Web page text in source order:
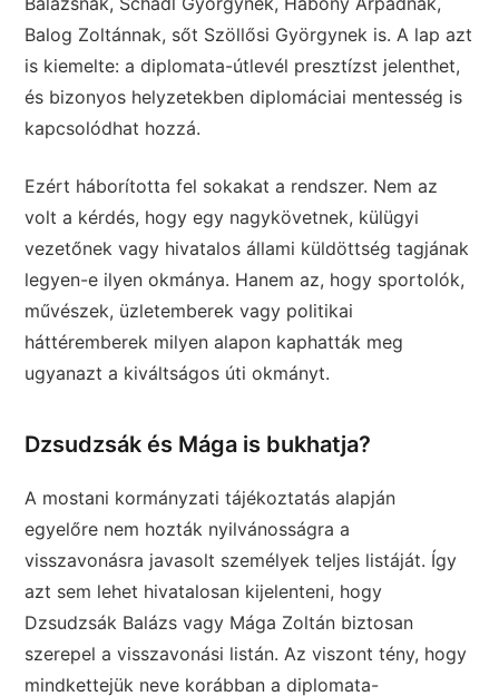
Balog Zoltánnak, sőt Szöllősi Györgynek is. A lap azt
is kiemelte: a diplomata-útlevél presztízst jelenthet,
és bizonyos helyzetekben diplomáciai mentesség is
kapcsolódhat hozzá.
Ezért háborította fel sokakat a rendszer. Nem az
volt a kérdés, hogy egy nagykövetnek, külügyi
vezetőnek vagy hivatalos állami küldöttség tagjának
legyen-e ilyen okmánya. Hanem az, hogy sportolók,
művészek, üzletemberek vagy politikai
háttéremberek milyen alapon kaphatták meg
ugyanazt a kiváltságos úti okmányt.
Dzsudzsák és Mága is bukhatja?
A mostani kormányzati tájékoztatás alapján
egyelőre nem hozták nyilvánosságra a
visszavonásra javasolt személyek teljes listáját. Így
azt sem lehet hivatalosan kijelenteni, hogy
Dzsudzsák Balázs vagy Mága Zoltán biztosan
szerepel a visszavonási listán. Az viszont tény, hogy
mindkettejük neve korábban a diplomata-